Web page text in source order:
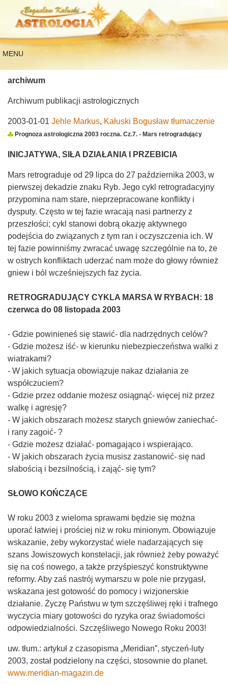
MENU
archiwum
Archiwum publikacji astrologicznych
2003-01-01 Jehle Markus, Kałuski Bogusław tłumaczenie
Prognoza astrologiczna 2003 roczna. Cz.7. - Mars retrogradujący
INICJATYWA, SIŁA DZIAŁANIA I PRZEBICIA
Mars retrograduje od 29 lipca do 27 października 2003, w
pierwszej dekadzie znaku Ryb. Jego cykl retrogradacyjny
przypomina nam stare, nieprzepracowane konflikty i
dysputy. Często w tej fazie wracają nasi partnerzy z
przeszłości; cykl stanowi dobrą okazję aktywnego
podejścia do związanych z tym ran i oczyszczenia ich. W
tej fazie powinniśmy zwracać uwagę szczególnie na to, że
w ostrych konfliktach uderzać nam może do głowy również
gniew i ból wcześniejszych faz życia.
RETROGRADUJĄCY CYKLA MARSA W RYBACH: 18
czerwca do 08 listopada 2003
- Gdzie powinieneś się stawić- dla nadrzędnych celów?
- Gdzie możesz iść- w kierunku niebezpieczeństwa walki z
wiatrakami?
- W jakich sytuacja obowiązuje nakaz działania ze
współczuciem?
- Gdzie przez oddanie możesz osiągnąć- więcej niż przez
walkę i agresję?
- W jakich obszarach możesz starych gniewów zaniechać-
i rany zagoić- ?
- Gdzie możesz działać- pomagająco i wspierająco.
- W jakich obszarach życia musisz zastanowić- się nad
słabością i bezsilnością, i zająć- się tym?
SŁOWO KOŃCZĄCE
W roku 2003 z wieloma sprawami będzie się można
uporać łatwiej i prościej niż w roku minionym. Obowiązuje
wskazanie, żeby wykorzystać wiele nadarzających się
szans Jowiszowych konstelacji, jak również żeby poważyć
się na coś nowego, a także przyśpieszyć konstruktywne
reformy. Aby zaś nastrój wymarszu w pole nie przygasł,
wskazana jest gotowość do pomocy i wizjonerskie
działanie. Życzę Państwu w tym szczęśliwej ręki i trafnego
wyczycia miary gotowości do ryzyka oraz świadomości
odpowiedzialności. Szczęśliwego Nowego Roku 2003!
uw. tłum.: artykuł z czasopisma „Meridian”, styczeń-luty
2003, został podzielony na części, stosownie do planet.
www.meridian-magazin.de